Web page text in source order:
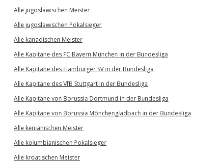
Alle jugoslawischen Meister
Alle jugoslawischen Pokalsieger
Alle kanadischen Meister
Alle Kapitäne des FC Bayern München in der Bundesliga
Alle Kapitäne des Hamburger SV in der Bundesliga
Alle Kapitäne des VfB Stuttgart in der Bundesliga
Alle Kapitäne von Borussia Dortmund in der Bundesliga
Alle Kapitäne von Borussia Mönchengladbach in der Bundesliga
Alle kenianischen Meister
Alle kolumbianischen Pokalsieger
Alle kroatischen Meister